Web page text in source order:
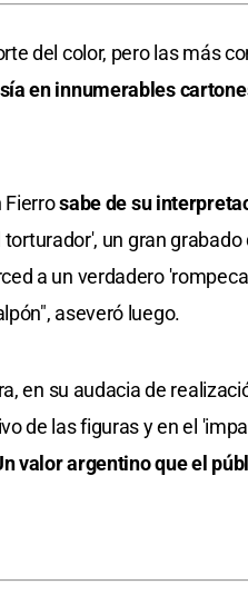
del color, pero las más
en innumerables
Fierrosabe de su
torturador', un gran
a un verdadero
aseveró luego.
en su audacia de
de las figuras y en el
valor argentino que el